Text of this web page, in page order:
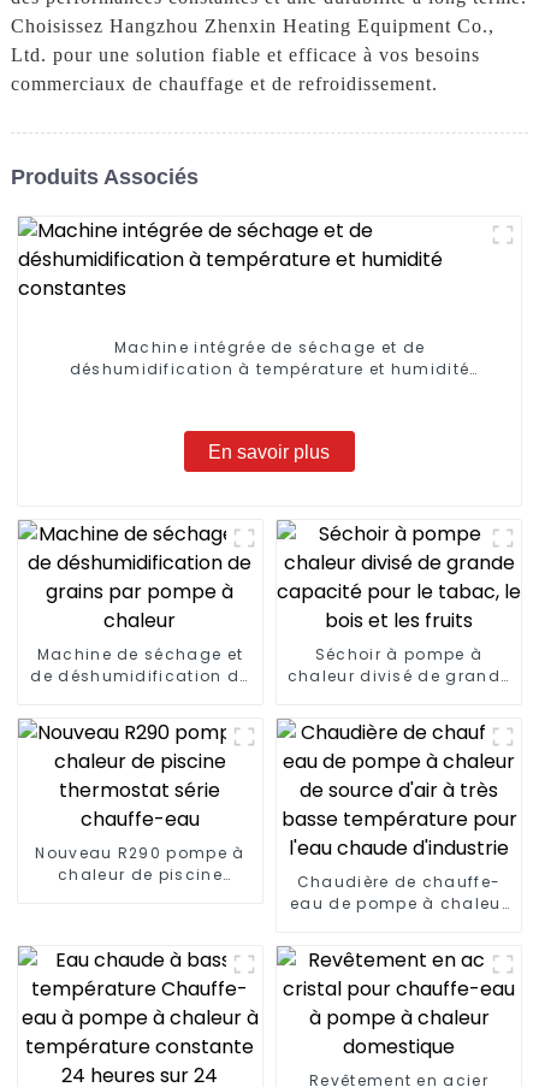
Choisissez Hangzhou Zhenxin Heating Equipment Co.,
Ltd. pour une solution fiable et efficace à vos besoins
commerciaux de chauffage et de refroidissement.
Produits Associés
Machine intégrée de séchage et de
déshumidification à température et humidité
En savoir plus
Machine de séchage et
de déshumidification de
Séchoir à pompe à
chaleur divisé de grande
le bois et les fruits
Nouveau R290 pompe à
chaleur de piscine
Chaudière de chauffe-
eau de pompe à chaleur
basse température pour
l'eau chaude d'industrie
Revêtement en acier